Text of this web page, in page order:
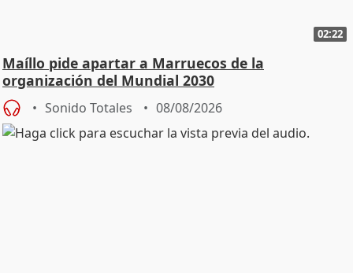
02:22
Maíllo pide apartar a Marruecos de la
organización del Mundial 2030
Sonido Totales 08/08/2026